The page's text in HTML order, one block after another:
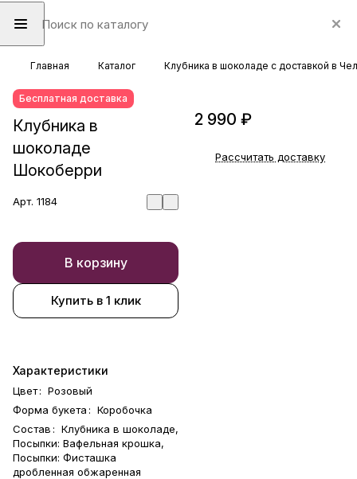
Главная Каталог Клубника в шоколаде с доставкой в
Бесплатная доставка
Клубника в
шоколаде
Шокоберри
Арт. 1184
В корзину
Купить в 1 клик
Характеристики
Цвет: Розовый
Форма букета : Коробочка
Состав : Клубника в шоколаде,
Посыпки: Вафельная крошка,
Посыпки: Фисташка
дробленная обжаренная
2 990 ₽
Рассчитать доставку